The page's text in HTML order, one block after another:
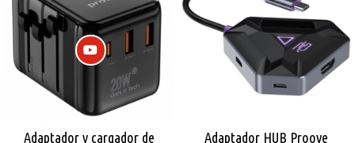
Adaptador y cargador de
Adaptador HUB Proove